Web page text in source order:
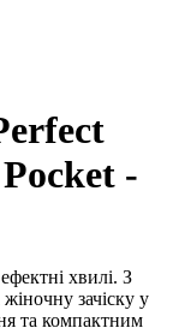
-
хвилі. З
зачіску у
та компактним